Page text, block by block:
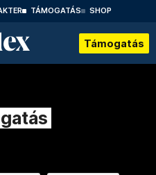
TÁMOGATÁS SHOP
Támogatás